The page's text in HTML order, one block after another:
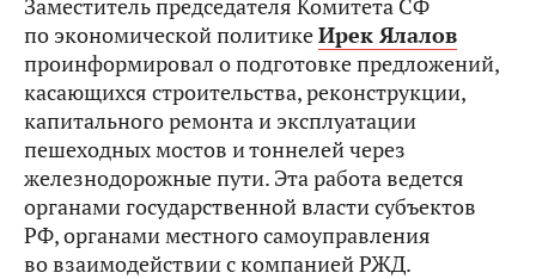
Заместитель председателя Комитета СФ
по экономической политикеИрек Ялалов
проинформировал о подготовке предложений,
касающихся строительства, реконструкции,
капитального ремонта и эксплуатации
пешеходных мостов и тоннелей через
железнодорожные пути. Эта работа ведется
органами государственной власти субъектов
РФ, органами местного самоуправления
во взаимодействии с компанией РЖД.